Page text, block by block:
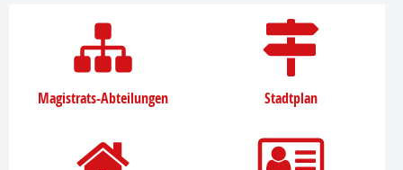
Magistrats-Abteilungen Stadtplan